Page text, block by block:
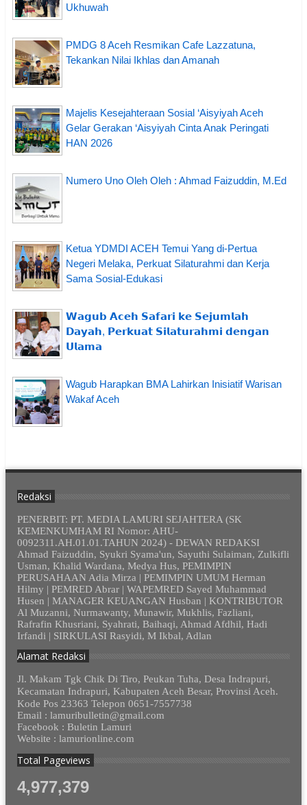
Ukhuwah
PMDG 8 Aceh Resmikan Cafe Lazzatuna,
Tekankan Nilai Ikhlas dan Amanah
Majelis Kesejahteraan Sosial ‘Aisyiyah Aceh
Gelar Gerakan ‘Aisyiyah Cinta Anak Peringati
HAN 2026
Numero Uno Oleh Oleh : Ahmad Faizuddin, M.Ed
Ketua YDMDI ACEH Temui Yang di-Pertua
Negeri Melaka, Perkuat Silaturahmi dan Kerja
Sama Sosial-Edukasi
𝗪𝗮𝗴𝘂𝗯 𝗔𝗰𝗲𝗵 𝗦𝗮𝗳𝗮𝗿𝗶 𝗸𝗲 𝗦𝗲𝗷𝘂𝗺𝗹𝗮𝗵
𝗗𝗮𝘆𝗮𝗵, 𝗣𝗲𝗿𝗸𝘂𝗮𝘁 𝗦𝗶𝗹𝗮𝘁𝘂𝗿𝗮𝗵𝗺𝗶 𝗱𝗲𝗻𝗴𝗮𝗻
𝗨𝗹𝗮𝗺𝗮
Wagub Harapkan BMA Lahirkan Inisiatif Warisan
Wakaf Aceh
Redaksi
PENERBIT: PT. MEDIA LAMURI SEJAHTERA (SK
KEMENKUMHAM RI Nomor: AHU-
0092311.AH.01.01.TAHUN 2024) - DEWAN REDAKSI
Ahmad Faizuddin, Syukri Syama'un, Sayuthi Sulaiman, Zulkifli
Usman, Khalid Wardana, Medya Hus, PEMIMPIN
PERUSAHAAN Adia Mirza | PEMIMPIN UMUM Herman
Hilmy | PEMRED Abrar | WAPEMRED Sayed Muhammad
Husen | MANAGER KEUANGAN Husban | KONTRIBUTOR
Al Muzanni, Nurmawanty, Munawir, Mukhlis, Fazliani,
Rafrafin Khusriani, Syahrati, Baihaqi, Ahmad Afdhil, Hadi
Irfandi | SIRKULASI Rasyidi, M Ikbal, Adlan
Alamat Redaksi
Jl. Makam Tgk Chik Di Tiro, Peukan Tuha, Desa Indrapuri,
Kecamatan Indrapuri, Kabupaten Aceh Besar, Provinsi Aceh.
Kode Pos 23363 Telepon 0651-7557738
Email : lamuribulletin@gmail.com
Facebook : Buletin Lamuri
Website : lamurionline.com
Total Pageviews
4,977,379